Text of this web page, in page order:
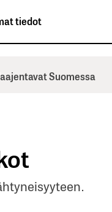
tiedot
Suomessa